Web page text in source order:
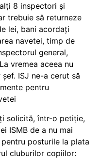
8 inspectori și
trebuie să returneze
lei, bani acordați
navetei, timp de
general,
vremea aceea nu
ISJ ne-a cerut să
pentru
solicită, într-o petiție,
ISMB de a nu mai
posturile la plata
cluburilor copiilor: